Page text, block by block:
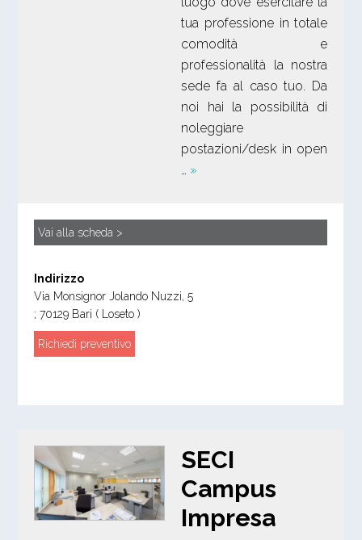
tua professione in totale
comodità e
professionalità la nostra
sede fa al caso tuo. Da
noi hai la possibilità di
noleggiare
postazioni/desk in open
… »
Vai alla scheda >
Indirizzo
Via Monsignor Jolando Nuzzi, 5
;70129 Bari ( Loseto )
Richiedi preventivo
SECI
Campus
Impresa